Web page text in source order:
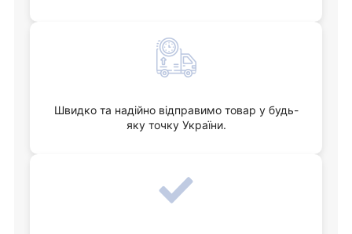
Швидко та надійно відправимо товар у будь-
яку точку України.